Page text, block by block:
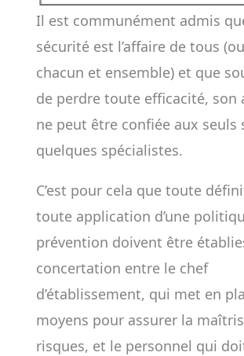
Il est communément admis
sécurité est l’affaire de tous
chacun et ensemble) et que
de perdre toute efficacité, son
ne peut être confiée aux seuls
quelques spécialistes.
C’est pour cela que toute
toute application d’une
prévention doivent être
concertation entre le chef
d’établissement, qui met en
moyens pour assurer la
risques, et le personnel qui